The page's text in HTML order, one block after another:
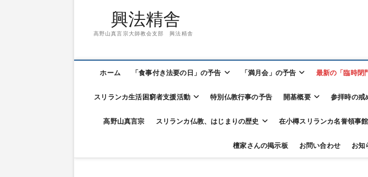
興法精舎
高野山真言宗大師教会支部 興法精舎
ホーム 「食事付き法要の日」の予告 「満月会」の予告 最新の「臨時閉
スリランカ生活困窮者支援活動 特別仏教行事の予告 開基概要 参拝時の戒
高野山真言宗 スリランカ仏教、はじまりの歴史 在小樽スリランカ名誉領事
檀家さんの掲示板 お問い合わせ お知